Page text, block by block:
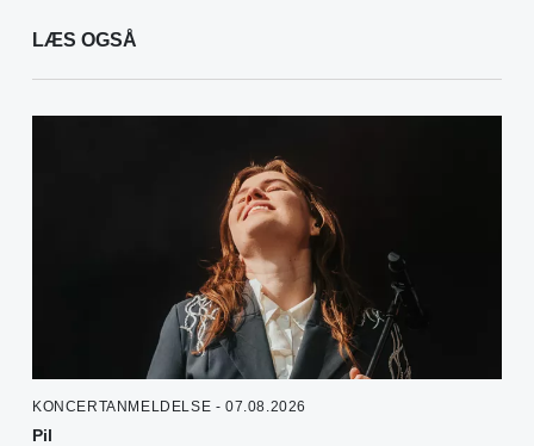
LÆS OGSÅ
KONCERTANMELDELSE - 07.08.2026
Pil